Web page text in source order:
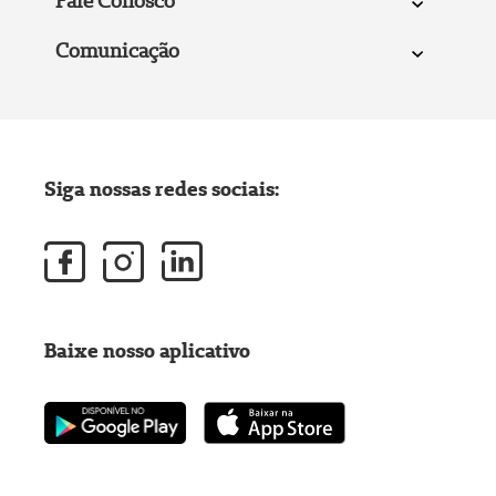
Comunicação
Siga nossas redes sociais:
Baixe nosso aplicativo